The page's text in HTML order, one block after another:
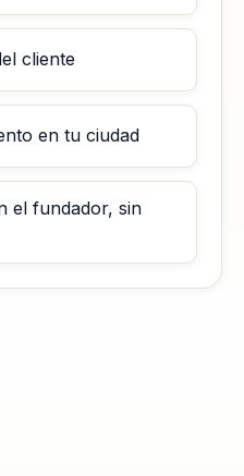
cliente
en tu ciudad
el fundador, sin